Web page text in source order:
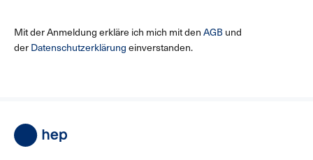
Mit der Anmeldung erkläre ich mich mit denAGB und
derDatenschutzerklärungeinverstanden.